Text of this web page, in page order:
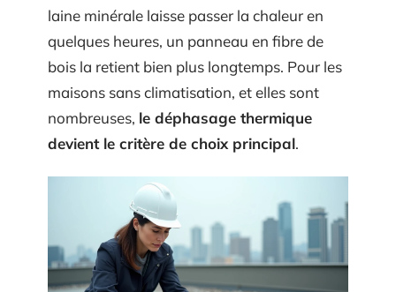
laine minérale laisse passer la chaleur en
quelques heures, un panneau en fibre de
bois la retient bien plus longtemps. Pour les
maisons sans climatisation, et elles sont
nombreuses, le déphasage thermique
devient le critère de choix principal.